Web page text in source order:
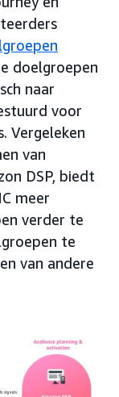
doelgroepen
naar
voor
Vergeleken
van
DSP, biedt
meer
verder te
te
van andere